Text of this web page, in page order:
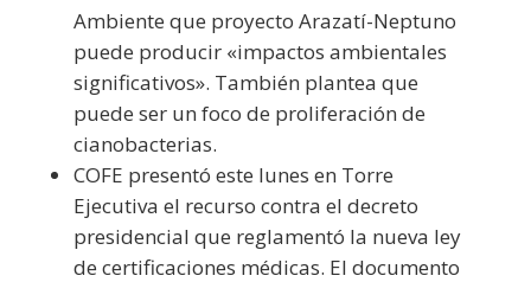
Ambiente que proyecto Arazatí-Neptuno
puede producir «impactos ambientales
significativos». También plantea que
puede ser un foco de proliferación de
cianobacterias.
COFE presentó este lunes en Torre
Ejecutiva el recurso contra el decreto
presidencial que reglamentó la nueva ley
de certificaciones médicas. El documento